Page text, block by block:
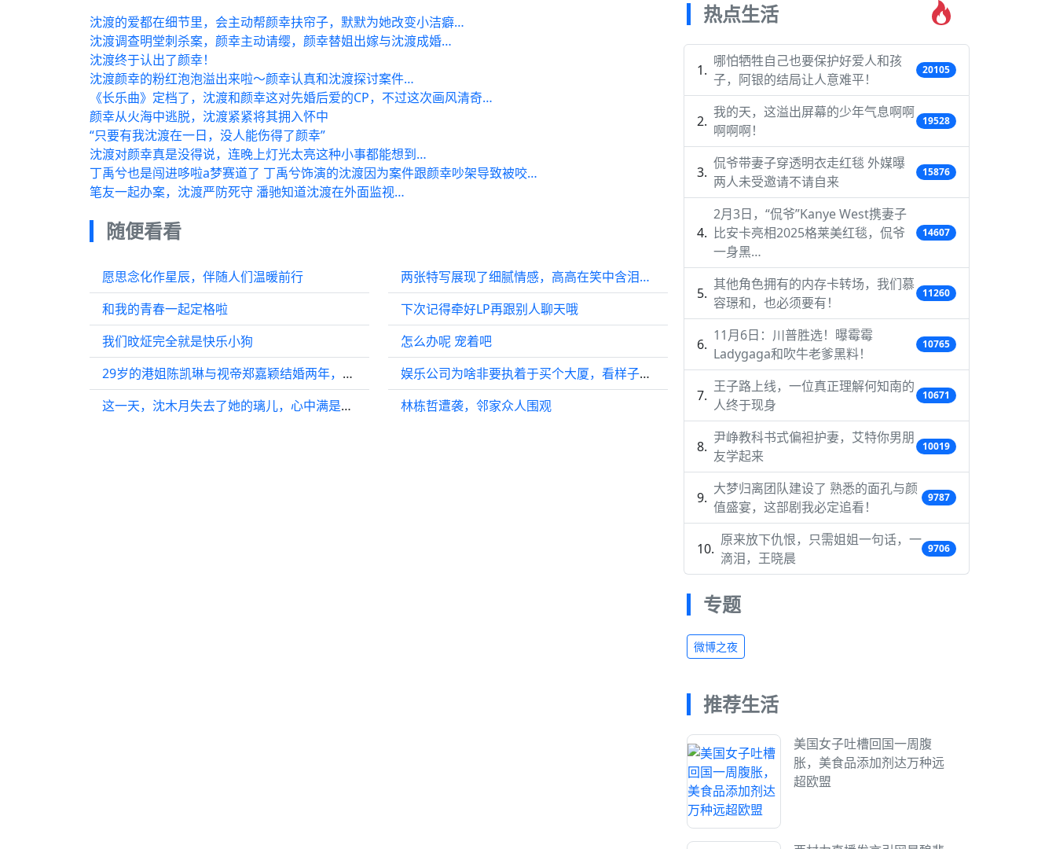
沈渡的爱都在细节里，会主动帮颜幸扶帘子，默默为她改变小洁癖…
沈渡调查明堂刺杀案，颜幸主动请缨，颜幸替姐出嫁与沈渡成婚…
沈渡终于认出了颜幸！
沈渡颜幸的粉红泡泡溢出来啦～颜幸认真和沈渡探讨案件…
《长乐曲》定档了，沈渡和颜幸这对先婚后爱的CP，不过这次画风清奇…
颜幸从火海中逃脱，沈渡紧紧将其拥入怀中
“只要有我沈渡在一日，没人能伤得了颜幸”
沈渡对颜幸真是没得说，连晚上灯光太亮这种小事都能想到…
丁禹兮也是闯进哆啦a梦赛道了 丁禹兮饰演的沈渡因为案件跟颜幸吵架导致被咬…
笔友一起办案，沈渡严防死守 潘驰知道沈渡在外面监视…
随便看看
愿思念化作星辰，伴随人们温暖前行
和我的青春一起定格啦
我们旼炡完全就是快乐小狗
29岁的港姐陈凯琳与视帝郑嘉颖结婚两年，上月宣布怀有二胎
这一天，沈木月失去了她的璃儿，心中满是不舍与痛苦
两张特写展现了细腻情感，高高在笑中含泪…
下次记得牵好LP再跟别人聊天哦
怎么办呢 宠着吧
娱乐公司为啥非要执着于买个大厦，看样子我们华姐还是挺有实力的！
林栋哲遭袭，邻家众人围观
热点生活
哪怕牺牲自己也要保护好爱人和孩
子，阿银的结局让人意难平！
20105
我的天，这溢出屏幕的少年气息啊啊
啊啊啊！
19528
侃爷带妻子穿透明衣走红毯 外媒曝
两人未受邀请不请自来
15876
2月3日，“侃爷”Kanye West携妻子
比安卡亮相2025格莱美红毯，侃爷
一身黑…
14607
其他角色拥有的内存卡转场，我们慕
容璟和，也必须要有！
11260
11月6日：川普胜选！曝霉霉
Ladygaga和吹牛老爹黑料！
10765
王子路上线，一位真正理解何知南的
人终于现身
10671
尹峥教科书式偏袒护妻，艾特你男朋
友学起来
10019
大梦归离团队建设了 熟悉的面孔与颜
值盛宴，这部剧我必定追看！
9787
原来放下仇恨，只需姐姐一句话，一
滴泪，王晓晨
9706
专题
微博之夜
推荐生活
美国女子吐槽回国一周腹
胀，美食品添加剂达万种远
超欧盟